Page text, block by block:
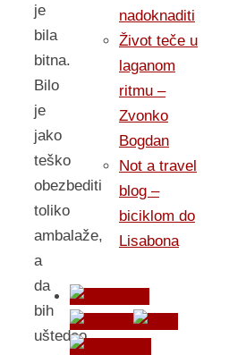
je
bila
bitna.
Bilo
je
jako
teško
obezbediti
toliko
ambalaže,
a
da
bih
uštedeo
nadoknaditi
Život teče u
laganom
ritmu –
Zvonko
Bogdan
Not a travel
blog –
biciklom do
Lisabona